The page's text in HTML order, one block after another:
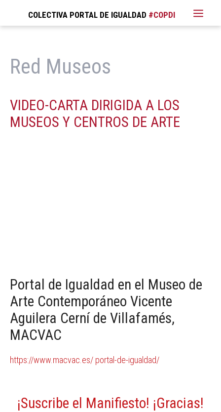
COLECTIVA PORTAL DE IGUALDAD
Red Museos
VIDEO-CARTA DIRIGIDA A LOS
MUSEOS Y CENTROS DE ARTE
Portal de Igualdad en el Museo de
Arte Contemporáneo Vicente
Aguilera Cerní de Villafamés,
MACVAC
https://www.macvac.es/ portal-de-igualdad/
¡Suscribe el Manifiesto! ¡Gracias!